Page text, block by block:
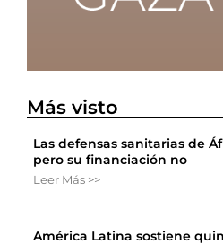
Más visto
Las defensas sanitarias de
pero su financiación no
Leer Más >>
América Latina sostiene